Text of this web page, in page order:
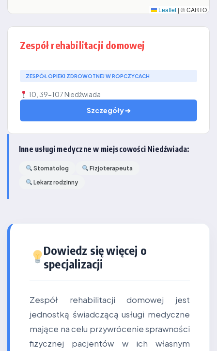
Leaflet | © CARTO
Zespół rehabilitacji domowej
ZESPÓŁ OPIEKI ZDROWOTNEJ W ROPCZYCACH
10, 39-107 Niedźwiada
Szczegóły ➔
Inne usługi medyczne w miejscowości Niedźwiada:
Stomatolog
Fizjoterapeuta
Lekarz rodzinny
Dowiedz się więcej o
specjalizacji
Zespół rehabilitacji domowej jest
jednostką świadczącą usługi medyczne
mające na celu przywrócenie sprawności
fizycznej pacjentów w ich własnym